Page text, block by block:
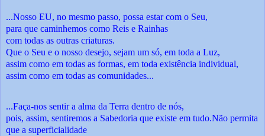
...Nosso EU, no mesmo passo, possa estar com o Seu,
para que caminhemos como Reis e Rainhas
com todas as outras criaturas.
Que o Seu e o nosso desejo, sejam um só, em toda a Luz,
assim como em todas as formas, em toda existência individual,
assim como em todas as comunidades...
...Faça-nos sentir a alma da Terra dentro de nós,
pois, assim, sentiremos a Sabedoria que existe em tudo.Não permita
que a superficialidade